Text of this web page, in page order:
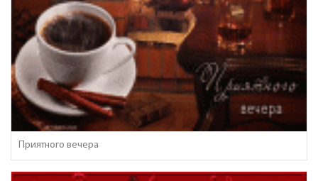
Приятного вечера